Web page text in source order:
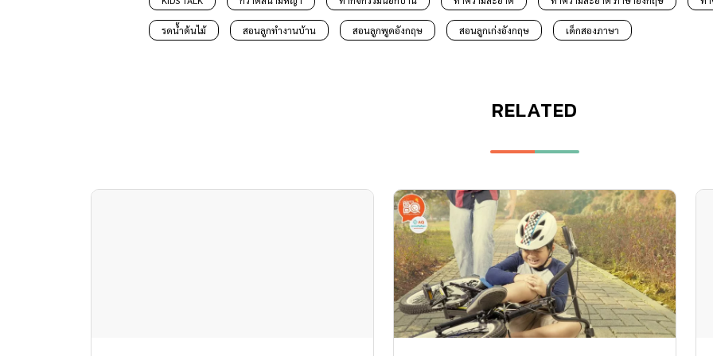
รดน้ำต้นไม้ สอนลูกทำงานบ้าน สอนลูกพูดอังกฤษ สอนลูกเก่งอังกฤษ เด็กสองภาษา
RELATED